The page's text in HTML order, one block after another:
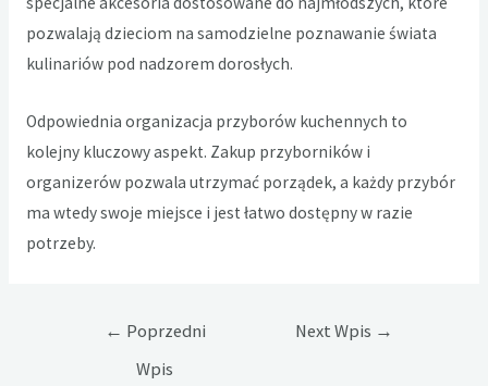
pozwalają dzieciom na samodzielne poznawanie świata
kulinariów pod nadzorem dorosłych.
Odpowiednia organizacja przyborów kuchennych to
kolejny kluczowy aspekt. Zakup przyborników i
organizerów pozwala utrzymać porządek, a każdy przybór
ma wtedy swoje miejsce i jest łatwo dostępny w razie
potrzeby.
Nawigacja
← Poprzedni
Wpis
Next Wpis →